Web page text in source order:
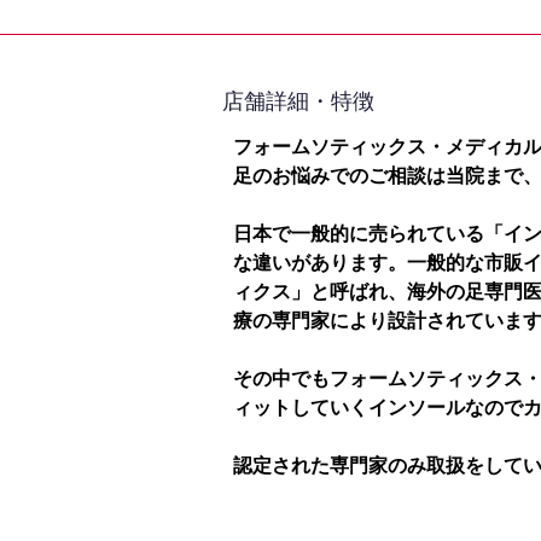
​店舗詳細・特徴
フォームソティックス・メディカ
足のお悩みでのご相談は当院まで
日本で一般的に売られている「イ
な違いがあります。一般的な市販
ィクス」と呼ばれ、海外の足専門
療の専門家により設計されていま
その中でもフォームソティックス
ィットしていくインソールなので
認定された専門家のみ取扱をして